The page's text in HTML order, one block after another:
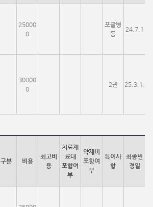
25000
0
포괄병
동
24.7.1
30000
0
2관 25.3.1.
구분 비용
최고비
용
치료재
료대
포함여
부
약제비
포함여
부
특이사
항
최종변
경일